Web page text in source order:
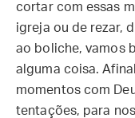
cortar com essas
igreja ou de rezar,
ao boliche, vamos
alguma coisa.
momentos com
tentações, para